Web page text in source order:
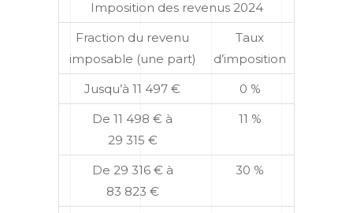
Imposition des revenus 2024
Fraction du revenu
imposable (une part)
Taux
d’imposition
Jusqu’à 11 497 €
0 %
De 11 498 € à
29 315 €
11 %
De 29 316 € à
83 823 €
30 %